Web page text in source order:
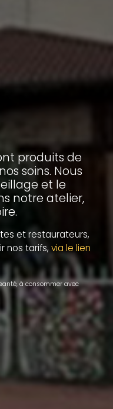
produits de
soins. Nous
et le
notre atelier,
et restaurateurs,
nos tarifs, via le lien
à consommer avec